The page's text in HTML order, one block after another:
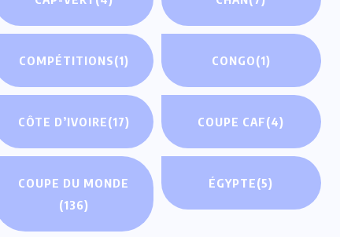
COMPÉTITIONS(1) CONGO(1)
CÔTE D’IVOIRE(17) COUPE CAF(4)
COUPE DU MONDE
(136)
ÉGYPTE(5)